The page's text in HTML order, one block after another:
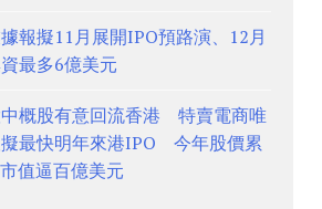
報擬11月展開IPO預路演、12月
最多6億美元
概股有意回流香港 特賣電商唯
最快明年來港IPO 今年股價累
值逼百億美元